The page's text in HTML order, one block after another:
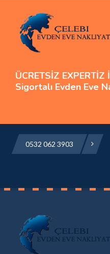
ÜCRETSİZ EXPERTİZ
Sigortalı Evden Eve
0532 062 3903